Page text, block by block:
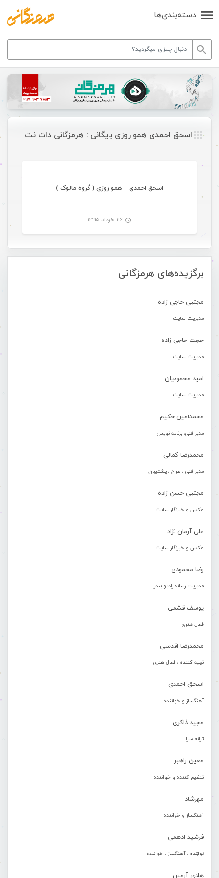
دسته‌بندی‌ها
برگزیده‌های هرمزگانی
مجتبی حاجی زاده
مدیریت سایت
حجت حاجی زاده
مدیریت سایت
امید محمودیان
مدیریت سایت
محمدامین حکیم
مدیر فنی، برنامه نویس
محمدرضا کمالی
مدیر فنی ، طراح ، پشتیبان
مجتبی حسن زاده
عکاس و خبرنگار سایت
علی آرمان نژاد
عکاس و خبرنگار سایت
رضا محمودی
مدیریت رسانه رادیو بندر
یوسف قشمی
فعال هنری
محمدرضا اقدسی
تهیه کننده ، فعال هنری
اسحق احمدی
آهنگساز و خواننده
مجید ذاکری
ترانه سرا
معین راهبر
تنظیم کننده و خواننده
مهرشاد
آهنگساز و خواننده
فرشید ادهمی
نوازنده ، آهنگساز ، خواننده
هادی آرمین
اسحق احمدی همو روزی بایگانی : هرمزگانی دات نت
اسحق احمدی – همو روزی ( گروه مالوک )
۲۶ خرداد ۱۳۹۵